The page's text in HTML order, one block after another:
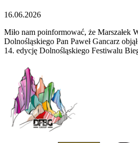
16.06.2026
Miło nam poinformować, że Marszałek
Dolnośląskiego Pan Paweł Gancarz
14. edycję Dolnośląskiego Festiwalu